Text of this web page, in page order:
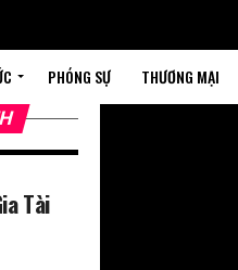
PHÓNG SỰ THƯƠNG MẠI
Tài